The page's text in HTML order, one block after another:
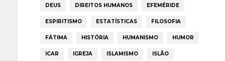
DEUS DIREITOS HUMANOS EFEMÉRIDE
ESPIRITISMO ESTATÍSTICAS FILOSOFIA
FÁTIMA HISTÓRIA HUMANISMO HUMOR
ICAR IGREJA ISLAMISMO ISLÃO